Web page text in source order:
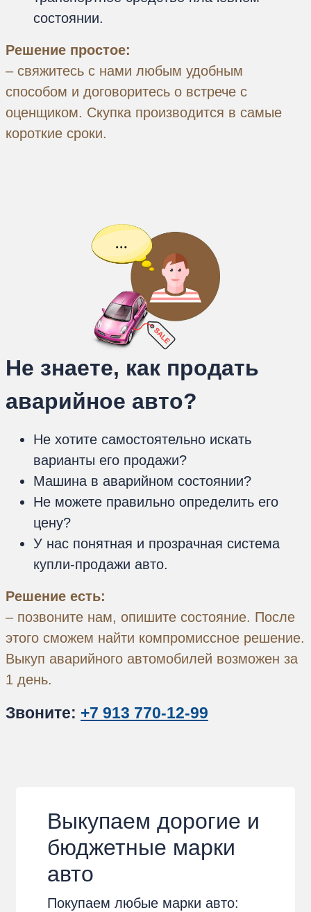
состоянии.
Решение простое:
– свяжитесь с нами любым удобным
способом и договоритесь о встрече с
оценщиком. Скупка производится в самые
короткие сроки.
Не знаете, как продать
аварийное авто?
Не хотите самостоятельно искать
варианты его продажи?
Машина в аварийном состоянии?
Не можете правильно определить его
цену?
У нас понятная и прозрачная система
купли-продажи авто.
Решение есть:
– позвоните нам, опишите состояние. После
этого сможем найти компромиссное решение.
Выкуп аварийного автомобилей возможен за
1 день.
Звоните: +7 913 770-12-99
Выкупаем дорогие и
бюджетные марки
авто
Покупаем любые марки авто: